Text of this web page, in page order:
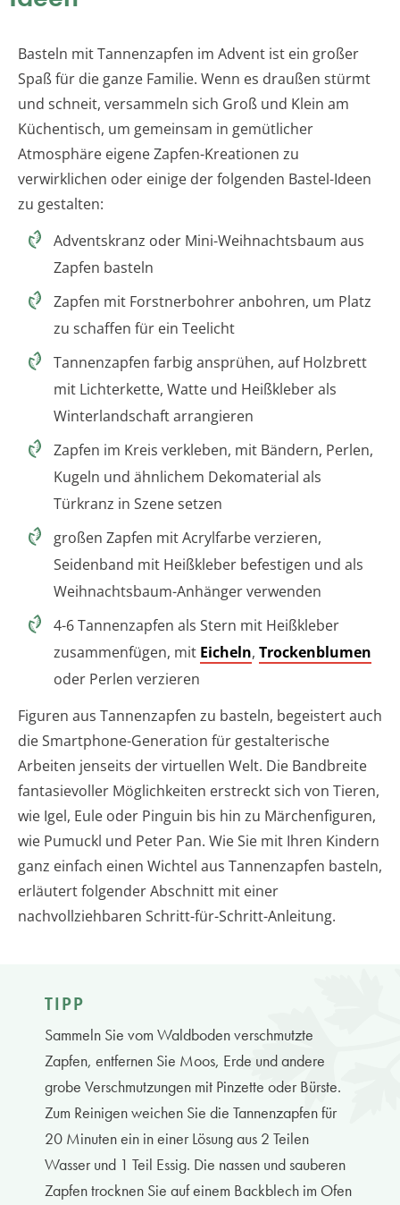
Basteln mit Tannenzapfen im Advent ist ein großer
Spaß für die ganze Familie. Wenn es draußen stürmt
und schneit, versammeln sich Groß und Klein am
Küchentisch, um gemeinsam in gemütlicher
Atmosphäre eigene Zapfen-Kreationen zu
verwirklichen oder einige der folgenden Bastel-Ideen
zu gestalten:
Adventskranz oder Mini-Weihnachtsbaum aus
Zapfen basteln
Zapfen mit Forstnerbohrer anbohren, um Platz
zu schaffen für ein Teelicht
Tannenzapfen farbig ansprühen, auf Holzbrett
mit Lichterkette, Watte und Heißkleber als
Winterlandschaft arrangieren
Zapfen im Kreis verkleben, mit Bändern, Perlen,
Kugeln und ähnlichem Dekomaterial als
Türkranz in Szene setzen
großen Zapfen mit Acrylfarbe verzieren,
Seidenband mit Heißkleber befestigen und als
Weihnachtsbaum-Anhänger verwenden
4-6 Tannenzapfen als Stern mit Heißkleber
zusammenfügen, mit Eicheln, Trockenblumen
oder Perlen verzieren
Figuren aus Tannenzapfen zu basteln, begeistert auch
die Smartphone-Generation für gestalterische
Arbeiten jenseits der virtuellen Welt. Die Bandbreite
fantasievoller Möglichkeiten erstreckt sich von Tieren,
wie Igel, Eule oder Pinguin bis hin zu Märchenfiguren,
wie Pumuckl und Peter Pan. Wie Sie mit Ihren Kindern
ganz einfach einen Wichtel aus Tannenzapfen basteln,
erläutert folgender Abschnitt mit einer
nachvollziehbaren Schritt-für-Schritt-Anleitung.
TIPP
Sammeln Sie vom Waldboden verschmutzte
Zapfen, entfernen Sie Moos, Erde und andere
grobe Verschmutzungen mit Pinzette oder Bürste.
Zum Reinigen weichen Sie die Tannenzapfen für
20 Minuten ein in einer Lösung aus 2 Teilen
Wasser und 1 Teil Essig. Die nassen und sauberen
Zapfen trocknen Sie auf einem Backblech im Ofen